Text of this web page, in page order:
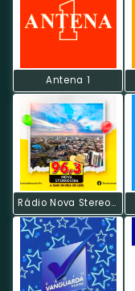
Antena 1
Rádio Nova Stereosom